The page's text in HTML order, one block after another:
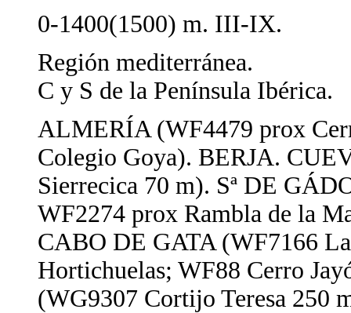
0-1400(1500) m. III-IX.
Región mediterránea.
C y S de la Península Ibérica.
ALMERÍA (WF4479 prox
Colegio Goya). BERJA.
Sierrecica 70 m). Sª DE
WF2274 prox Rambla de la
CABO DE GATA (WF7166
Hortichuelas; WF88 Cerro
(WG9307 Cortijo Teresa 250